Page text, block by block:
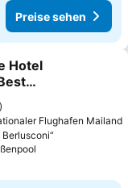
Preise sehen
hinzufügen
Hotel
Flughafen Mailand